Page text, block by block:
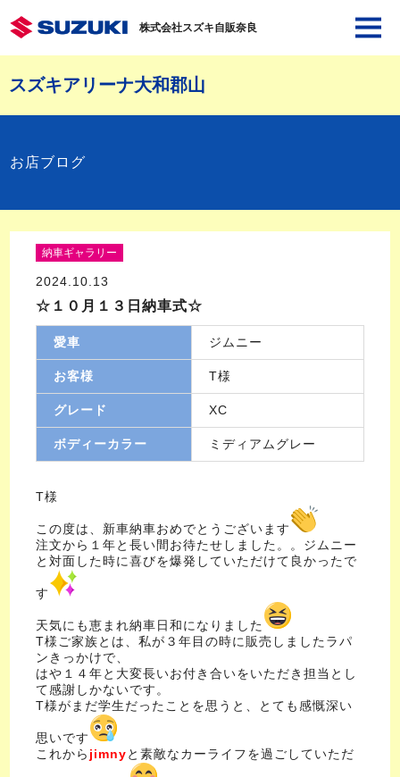
株式会社スズキ自販奈良
スズキアリーナ大和郡山
お店ブログ
納車ギャラリー
2024.10.13
☆１０月１３日納車式☆
愛車 ジムニー
お客様 T様
グレード XC
ボディーカラー ミディアムグレー
T様
この度は、新車納車おめでとうございます
注文から１年と長い間お待たせしました。。ジムニー
と対面した時に喜びを爆発していただけて良かったで
す
天気にも恵まれ納車日和になりました
T様ご家族とは、私が３年目の時に販売しましたラパ
ンきっかけで、
はや１４年と大変長いお付き合いをいただき担当とし
て感謝しかないです。
T様がまだ学生だったことを思うと、とても感慨深い
思いです
これから jimnyと素敵なカーライフを過ごしていただ